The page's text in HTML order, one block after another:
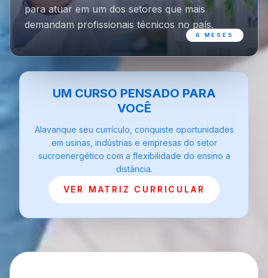
6 MESES
para atuar em um dos setores que mais
demandam profissionais técnicos no país.
UM CURSO PENSADO PARA
VOCÊ
Alavanque seu currículo, conquiste oportunidades
em usinas, indústrias e empresas do setor
sucroenergético com a flexibilidade do ensino a
distância.
VER MATRIZ CURRICULAR